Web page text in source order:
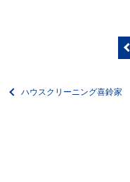
ハウスクリーニング喜鈴家